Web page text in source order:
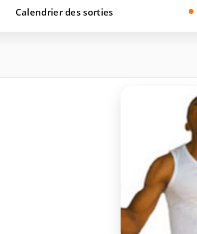
Calendrier des sorties